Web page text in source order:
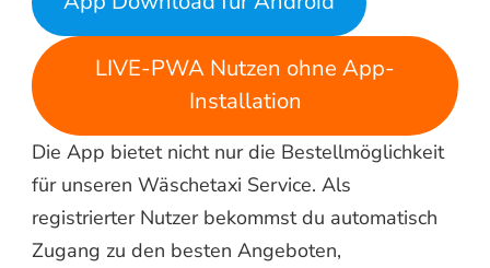
LIVE-PWA Nutzen ohne App-
Installation
Die App bietet nicht nur die Bestellmöglichkeit
für unseren Wäschetaxi Service. Als
registrierter Nutzer bekommst du automatisch
Zugang zu den besten Angeboten,